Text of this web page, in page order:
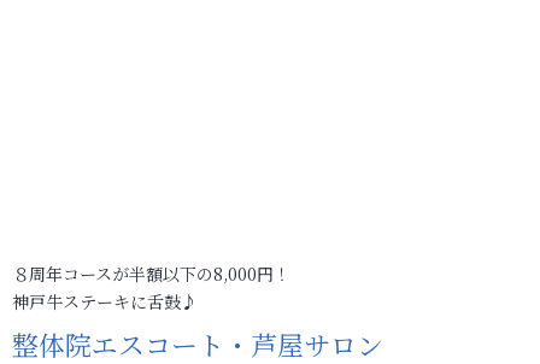
８周年コースが半額以下の8,000円！
神戸牛ステーキに舌鼓♪
整体院エスコート・芦屋サロン